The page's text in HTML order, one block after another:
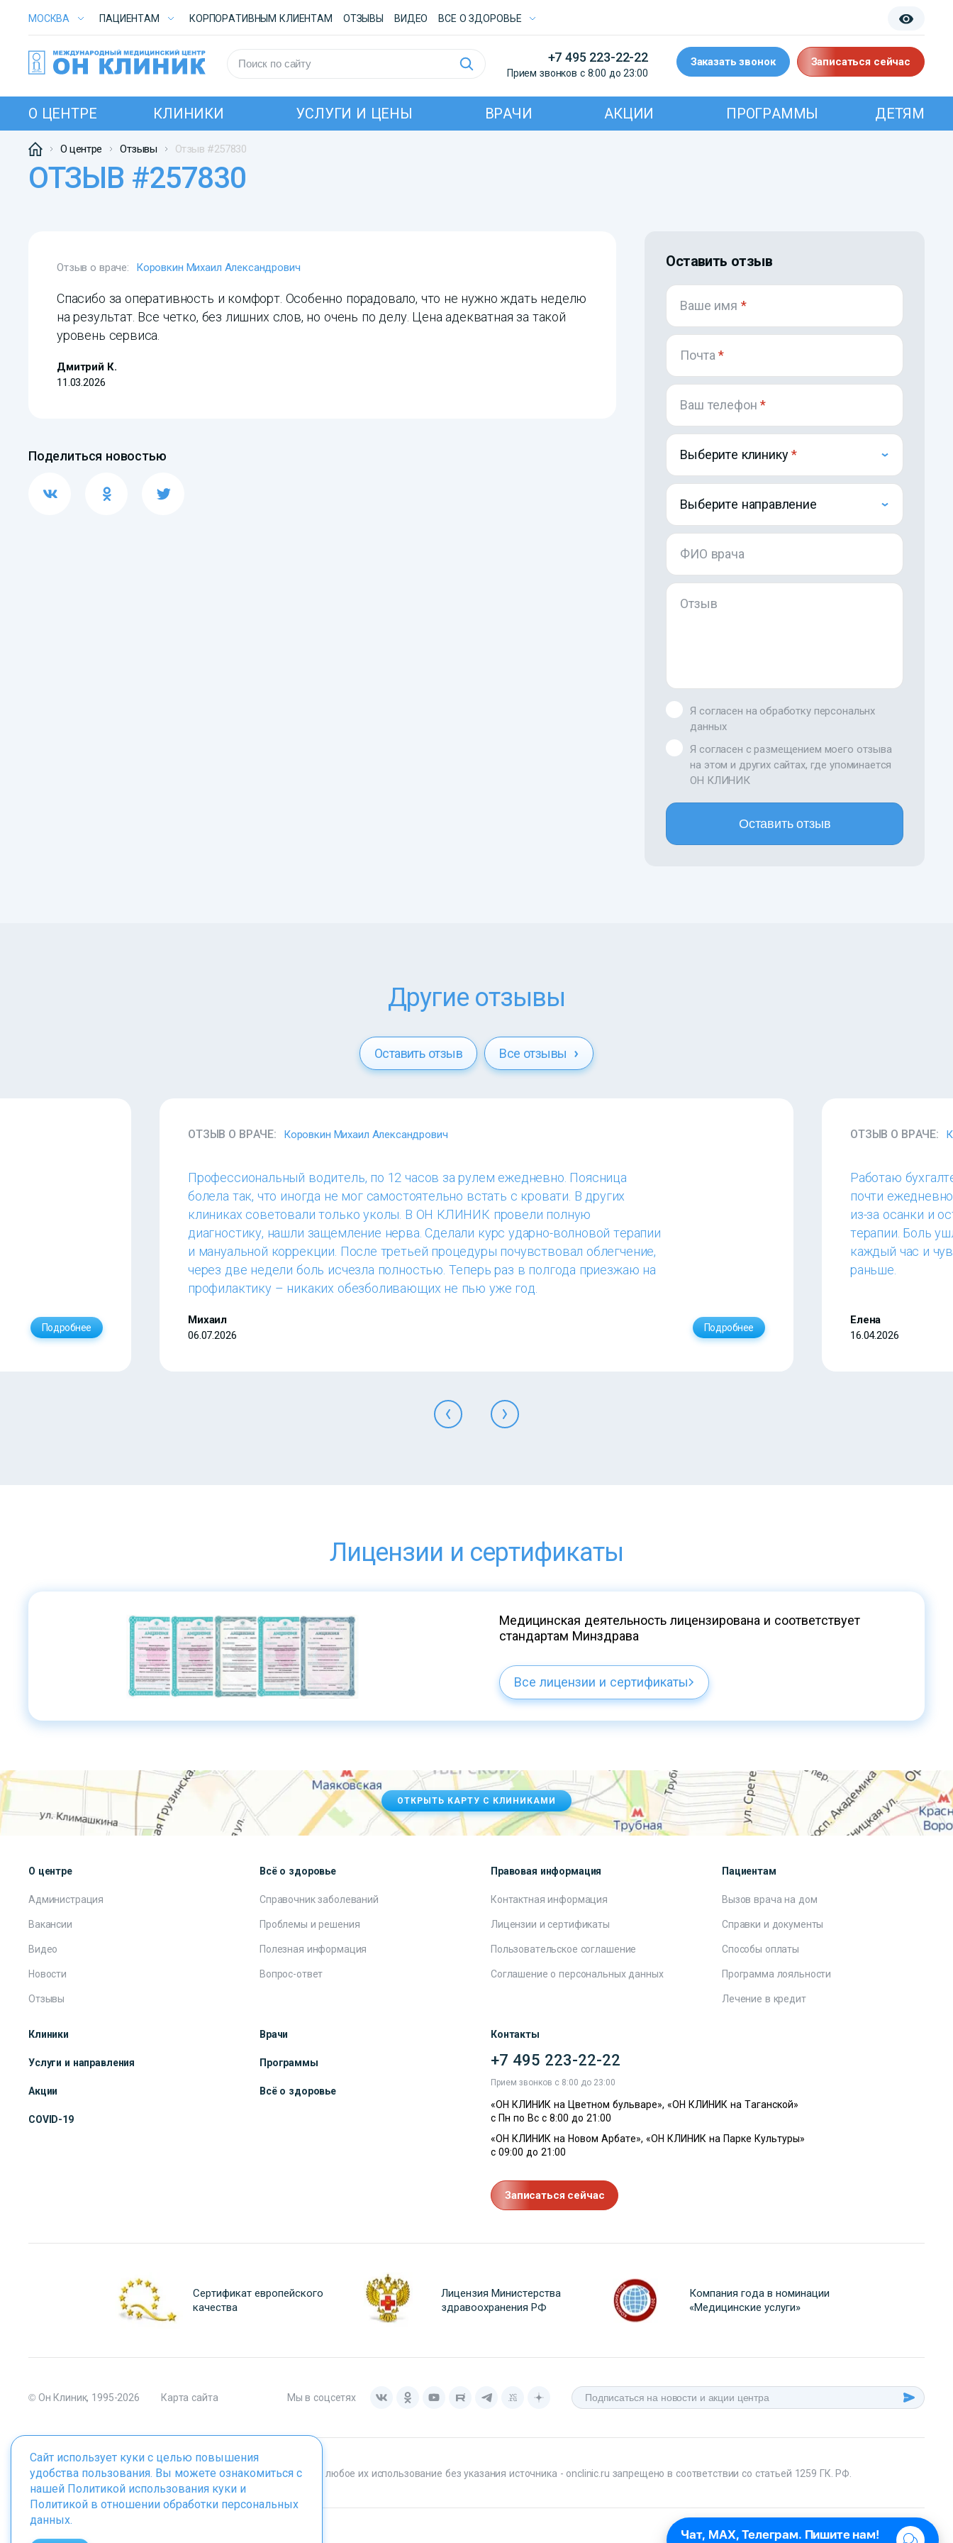
МОСКВА ПАЦИЕНТАМ КОРПОРАТИВНЫМ КЛИЕНТАМ ОТЗЫВЫ ВИДЕО ВСE О ЗДОРОВЬЕ
+7 495 223-22-22
Прием звонков с 8:00 до 23:00
Заказать звонок Записаться сейчас
О ЦЕНТРЕ КЛИНИКИ УСЛУГИ И ЦЕНЫ ВРАЧИ АКЦИИ ПРОГРАММЫ ДЕТЯМ
О центре Отзывы Отзыв #257830
ОТЗЫВ #257830
Отзыв о враче: Коровкин Михаил Александрович
Спасибо за оперативность и комфорт. Особенно порадовало, что не нужно ждать неделю
на результат. Все четко, без лишних слов, но очень по делу. Цена адекватная за такой
уровень сервиса.
Дмитрий К.
11.03.2026
Поделиться новостью
Оставить отзыв
Ваше имя *
Почта*
Ваш телефон*
Выберите клинику
Выберите направление
ФИО врача
Отзыв
Я согласен на обработку персональнх
данных
Я согласен с размещением моего отзыва
на этом и других сайтах, где упоминается
ОН КЛИНИК
Оставить отзыв
Другие отзывы
Оставить отзыв Все отзывы
Подробнее
ОТЗЫВ О ВРАЧЕ: Коровкин Михаил Александрович
Профессиональный водитель, по 12 часов за рулем ежедневно. Поясница
болела так, что иногда не мог самостоятельно встать с кровати. В других
клиниках советовали только уколы. В ОН КЛИНИК провели полную
диагностику, нашли защемление нерва. Сделали курс ударно-волновой терапии
и мануальной коррекции. После третьей процедуры почувствовал облегчение,
через две недели боль исчезла полностью. Теперь раз в полгода приезжаю на
профилактику – никаких обезболивающих не пью уже год.
Михаил
06.07.2026
Подробнее
ОТЗЫВ О ВРАЧЕ:
Работаю
почти
из-за осанки и
терапии. Боль
каждый час и
раньше.
Елена
16.04.2026
Лицензии и сертификаты
Медицинская деятельность лицензирована и соответствует
стандартам Минздрава
Все лицензии и сертификаты
ОТКРЫТЬ КАРТУ С КЛИНИКАМИ
О центре
Администрация
Вакансии
Видео
Новости
Отзывы
Всё о здоровье
Справочник заболеваний
Проблемы и решения
Полезная информация
Вопрос-ответ
Правовая информация
Контактная информация
Лицензии и сертификаты
Пользовательское соглашение
Соглашение о персональных данных
Пациентам
Вызов врача на дом
Справки и документы
Способы оплаты
Программа лояльности
Лечение в кредит
Клиники Врачи
Услуги и направления Программы
Акции Всё о здоровье
COVID-19
Контакты
+7 495 223-22-22
Прием звонков с 8:00 до 23:00
«ОН КЛИНИК на Цветном бульваре», «ОН КЛИНИК на Таганской»
с Пн по Вс с 8:00 до 21:00
«ОН КЛИНИК на Новом Арбате», «ОН КЛИНИК на Парке Культуры»
с 09:00 до 21:00
Записаться сейчас
Сертификат европейского
качества
Лицензия Министерства
здравоохранения РФ
Компания года в номинации
«Медицинские услуги»
© Он Клиник, 1995-2026 Карта сайта Мы в соцсетях
Материалы сайта являются собственностью ООО "Он Клиник", любое их использование без указания источника - onclinic.ru запрещено в соответствии со статьей 1259 ГК. РФ.
Сайт использует куки с целью повышения
удобства пользования. Вы можете ознакомиться с
нашей Политикой использования куки и
Политикой в отношении обработки персональных
данных.